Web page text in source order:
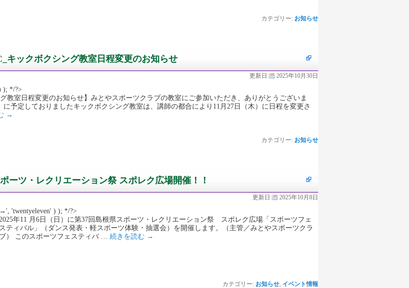
カテゴリー: お知らせ
キックボクシング教室日程変更のお知らせ
更新日: 2025年10月30日
); */?>
グ教室日程変更のお知らせ】みとやスポーツクラブの教室にご参加いただき、ありがとうございま
に予定しておりましたキックボクシング教室は、講師の都合により11月27日（木）に日程を変更さ
→
カテゴリー: お知らせ
ーツ・レクリエーション祭 スポレク広場開催！！
更新日: 2025年10月8日
→', 'twentyeleven' ) ); */?>
2025年11 月6日（日）に第37回島根県スポーツ・レクリエーション祭 スポレク広場「スポーツフェ
スティバル」（ダンス発表・軽スポーツ体験・抽選会）を開催します。（主管／みとやスポーツクラ
ブ） このスポーツフェスティバ … 続きを読む →
カテゴリー: お知らせ イベント情報